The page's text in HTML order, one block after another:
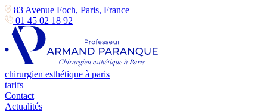
83 Avenue Foch, Paris, France
01 45 02 18 92
chirurgien esthétique à paris
tarifs
Contact
Actualités